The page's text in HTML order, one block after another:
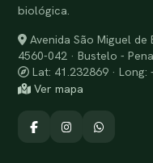
biológica.
Avenida São Miguel de
4560-042 · Bustelo -
Lat: 41.232869 · Long:
Ver mapa